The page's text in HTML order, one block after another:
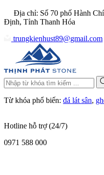
Địa chỉ: Số 70 phố Hành
Định, Tỉnh Thanh Hóa
trungkienhust89@gmail.com
Từ khóa phổ biến: đá lát sân,
Hotline hỗ trợ (24/7)
0971 588 000